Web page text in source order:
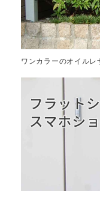
ワンカラーのオイルレ